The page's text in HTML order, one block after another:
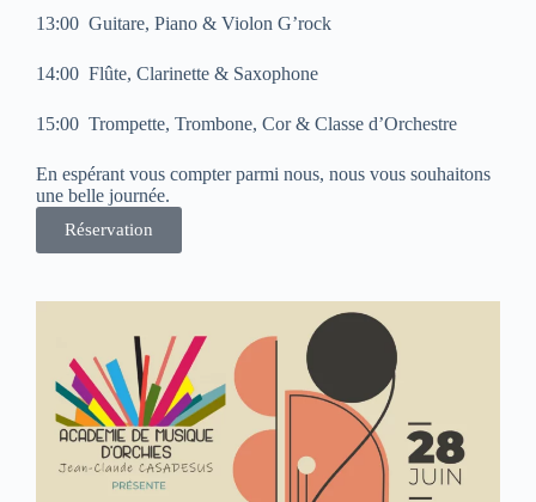
13:00 Guitare, Piano & Violon G’rock
14:00 Flûte, Clarinette & Saxophone
15:00 Trompette, Trombone, Cor & Classe d’Orchestre
En espérant vous compter parmi nous, nous vous souhaitons
une belle journée.
Réservation